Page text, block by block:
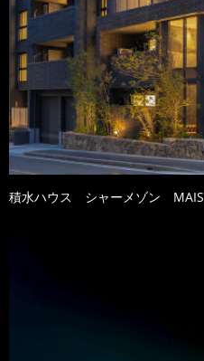
積水ハウス シャーメゾン